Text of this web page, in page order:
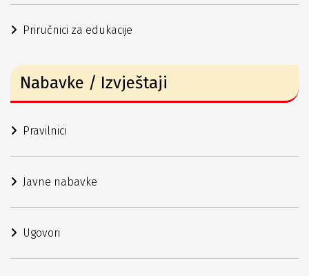
Priručnici za edukacije
Nabavke / Izvještaji
Pravilnici
Javne nabavke
Ugovori